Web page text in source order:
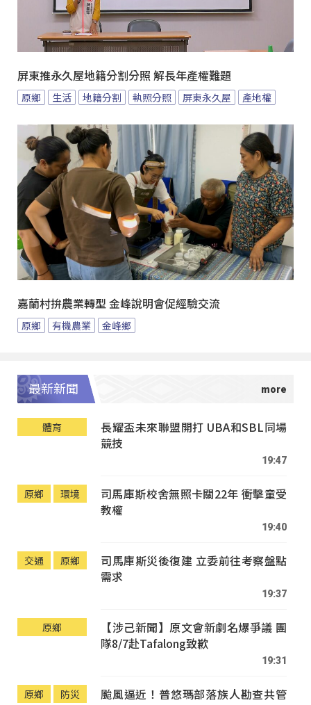
屏東推永久屋地籍分割分照 解長年產權難題
原鄉 生活 地籍分割 執照分照 屏東永久屋 產地權
嘉蘭村拚農業轉型 金峰說明會促經驗交流
原鄉 有機農業 金峰鄉
最新新聞
體育
長耀盃未來聯盟開打 UBA和SBL同場
競技
19:47
原鄉 環境
司馬庫斯校舍無照卡關22年 衝擊童受
教權
19:40
交通 原鄉
司馬庫斯災後復建 立委前往考察盤點
需求
19:37
原鄉
【涉己新聞】原文會新劇名爆爭議 團
隊8/7赴Tafalong致歉
19:31
原鄉 防災
颱風逼近！普悠瑪部落族人勘查共管